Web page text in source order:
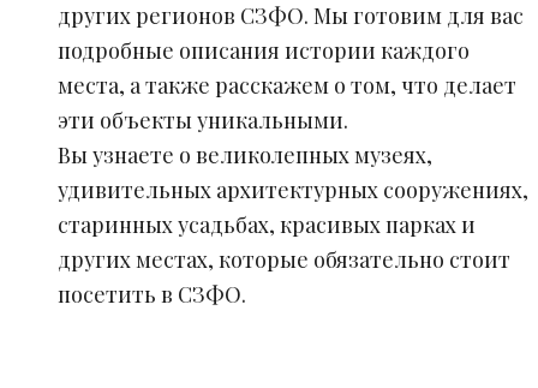
других регионов СЗФО. Мы готовим для вас
подробные описания истории каждого
места, а также расскажем о том, что делает
эти объекты уникальными.
Вы узнаете о великолепных музеях,
удивительных архитектурных сооружениях,
старинных усадьбах, красивых парках и
других местах, которые обязательно стоит
посетить в СЗФО.